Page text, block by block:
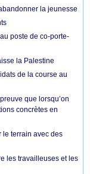
la jeunesse
poste de co-porte-
la Palestine
de la course au
que lorsqu’on
concrètes en
le terrain avec des
les travailleuses et les